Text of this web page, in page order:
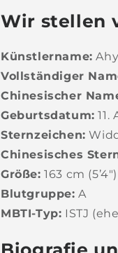
Wir stellen
Künstlername:
Vollständiger
Chinesischer
Geburtsdatum: 11.
Sternzeichen:
Chinesisches
Größe: 163 cm (5’4″)
Blutgruppe: A
MBTI-Typ: ISTJ